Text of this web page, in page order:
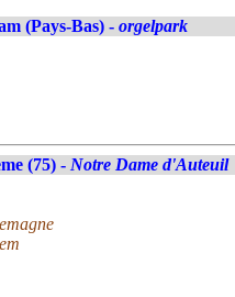
(Pays-Bas) - orgelpark
(75) - Notre Dame d'Auteuil